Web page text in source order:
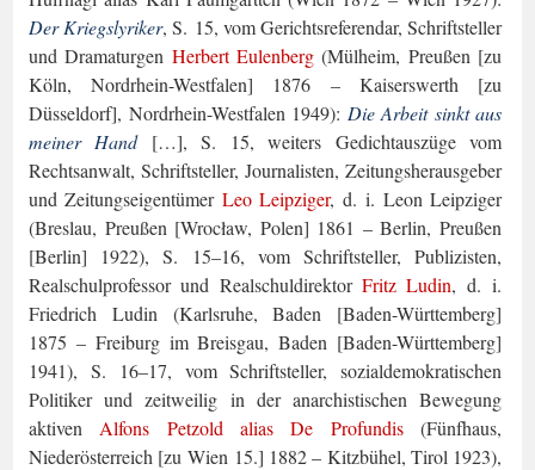
Der Kriegslyriker, S. 15, vom Ge­richtsreferendar, Schriftsteller
und Dramaturgen Herbert Eulenberg (Mülheim, Preußen [zu
Köln, Nordrhein-Westfalen] 1876 – Kaiserswerth [zu
Düsseldorf], Nordrhein-West­falen 1949): Die Arbeit sinkt aus
meiner Hand […], S. 15, weiters Gedichtauszüge vom
Rechtsanwalt, Schriftsteller, Journalisten, Zeitungsherausgeber
und Zeitungseigentümer Leo Leipziger, d. i. Leon Leipziger
(Breslau, Preußen [Wrocław, Polen] 1861 – Berlin, Preußen
[Berlin] 1922), S. 15–16, vom Schriftsteller, Publizisten,
Realschulprofessor und Realschuldirektor Fritz Ludin, d. i.
Friedrich Ludin (Karlsruhe, Baden [Baden-Württemberg]
1875 – Freiburg im Breisgau, Baden [Baden-Württemberg]
1941), S. 16–17, vom Schriftsteller, sozialdemokratischen
Politiker und zeitweilig in der anarchisti­schen Bewegung
aktiven Alfons Petzold alias De Profundis(Fünfhaus,
Niederösterreich [zu Wien 15.] 1882 – Kitzbühel, Tirol 1923),